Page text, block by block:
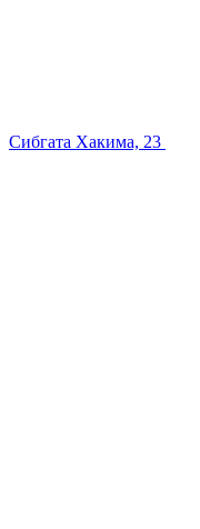
Сибгата Хакима, 23